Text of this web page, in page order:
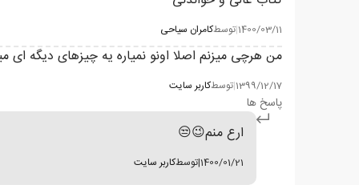
1400/03/11
|توسطکامران سیاحی
من هرچی میزنم اصلا اونو نمیاره یه چیزهای دیگه ای
1399/12/17
|توسطکاربر سایت
پاسخ ها
ارع منم😉😒
1400/01/21
|توسطکاربر سایت